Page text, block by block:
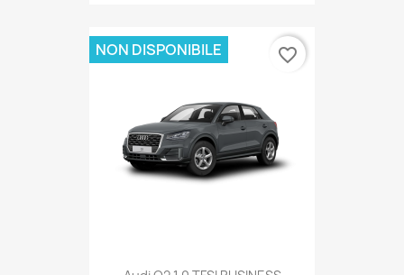
NON DISPONIBILE favorite_border